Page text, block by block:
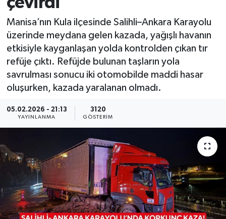
Manisa’nın Kula ilçesinde Salihli–Ankara Karayolu
üzerinde meydana gelen kazada, yağışlı havanın
etkisiyle kayganlaşan yolda kontrolden çıkan tır
refüje çıktı. Refüjde bulunan taşların yola
savrulması sonucu iki otomobilde maddi hasar
oluşurken, kazada yaralanan olmadı.
05.02.2026 - 21:13
YAYINLANMA
3120
GÖSTERIM
KÜLTÜR SANAT
YAŞAM
LIFE
SARIGÖL
SARUHANLI
SELENDİ
KIRKAĞAÇ
DEMİRCİ
GÖLMARMARA
GÖRDES
KÖPRÜBAŞI
KÖPRÜBAŞI
KULA
SALİHLİ
SARIGÖL
SARUHANLI
ŞEHZADELER
SELENDİ
SOMA
EKONOMİ
EĞİTİM
KÜLTÜR SANAT
SPOR
YAŞAM
BİLİM VE TEKNOLOJİ
YAZARLAR